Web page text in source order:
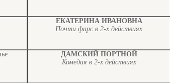
ЕКАТЕРИНА ИВАНОВНА
Почти фарс в 2-х действиях
ДАМСКИЙ ПОРТНОЙ
Комедия в 2-х действиях